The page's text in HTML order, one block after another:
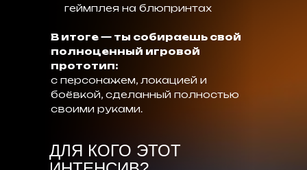
геймплея на блюпринтах
В итоге — ты собираешь свой
полноценный игровой
прототип:
с персонажем, локацией и
боёвкой, сделанный полностью
своими руками.
ДЛЯ КОГО ЭТОТ